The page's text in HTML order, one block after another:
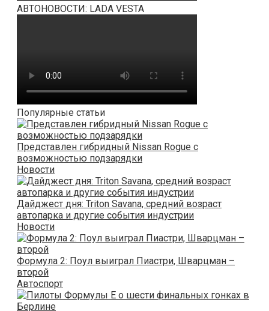
АВТОНОВОСТИ: LADA VESTA
Популярные статьи
Представлен гибридный Nissan Rogue с
возможностью подзарядки
Новости
Дайджест дня: Triton Savana, средний возраст
автопарка и другие события индустрии
Новости
Формула 2: Поул выиграл Пиастри, Шварцман –
второй
Автоспорт